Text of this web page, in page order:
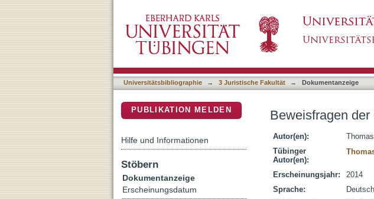
Universitätsbibliographie → 3 Juristische Fakultät → Dokumentanzeige
Beweisfragen
Autor(en):
Tübinger
Autor(en):
Erscheinungsjahr:
2014
Sprache:
Deutsch
PUBLIKATION MELDEN
Hilfe und Informationen
Stöbern
Dokumentanzeige
Erscheinungsdatum